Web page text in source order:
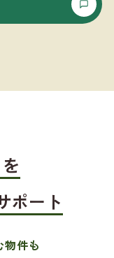
ポート
件も